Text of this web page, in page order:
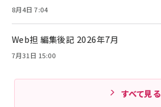
8月4日 7:04
Web担 編集後記 2026年7月
7月31日 15:00
すべて見る